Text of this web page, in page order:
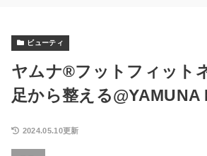
ビューティ
ヤムナ®︎フットフィット
足から整える@YAMUNA
2024.05.10更新